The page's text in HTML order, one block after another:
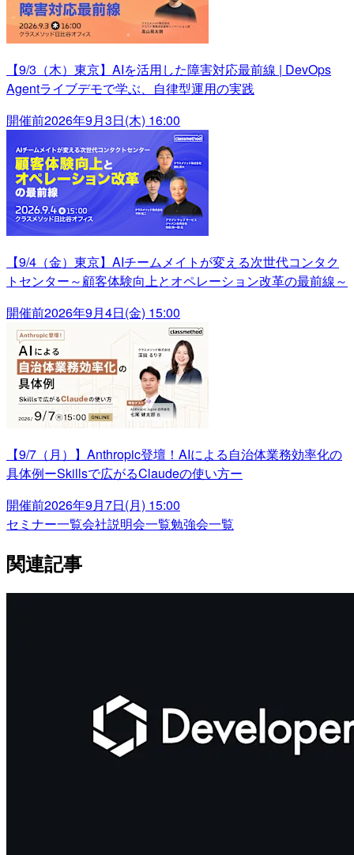
【9/3（木）東京】AIを活用した障害対応最前線 | DevOps
Agentライブデモで学ぶ、自律型運用の実践
開催前2026年9月3日(木) 16:00
【9/4（金）東京】AIチームメイトが変える次世代コンタク
トセンター～顧客体験向上とオペレーション改革の最前線～
開催前2026年9月4日(金) 15:00
【9/7（月）】Anthropic登壇！AIによる自治体業務効率化の
具体例ーSkillsで広がるClaudeの使い方ー
開催前2026年9月7日(月) 15:00
セミナー一覧会社説明会一覧勉強会一覧
関連記事